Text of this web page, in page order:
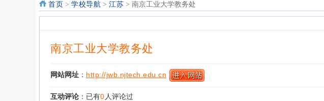
首页 > 学校导航 > 江苏 > 南京工业大学教务处
南京工业大学教务处
网站网址 ： http://jwb.njtech.edu.cn
互动评论 ：已有0 人评论过